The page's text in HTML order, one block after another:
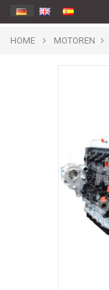
HOME MOTOREN